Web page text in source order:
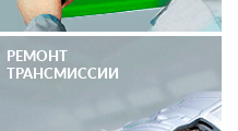
РЕМОНТ
ТРАНСМИССИИ